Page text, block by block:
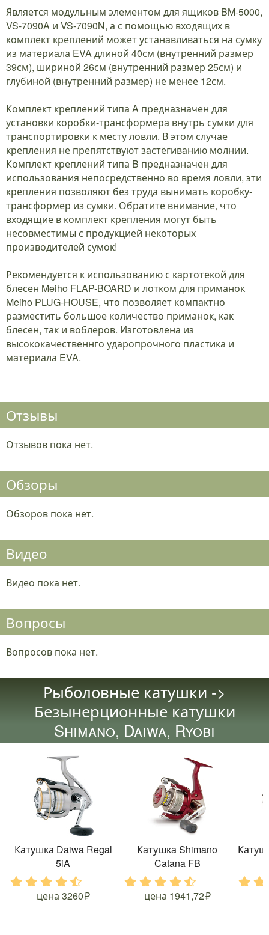
Является модульным элементом для ящиков BM-5000,
VS-7090A и VS-7090N, а с помощью входящих в
комплект креплений может устанавливаться на сумку
из материала EVA длиной 40см (внутренний размер
39см), шириной 26см (внутренний размер 25см) и
глубиной (внутренний размер) не менее 12см.
Комплект креплений типа A предназначен для
установки коробки-трансформера внутрь сумки для
транспортировки к месту ловли. В этом случае
крепления не препятствуют застёгиванию молнии.
Комплект креплений типа B предназначен для
использования непосредственно во время ловли, эти
крепления позволяют без труда вынимать коробку-
трансформер из сумки. Обратите внимание, что
входящие в комплект крепления могут быть
несовместимы с продукцией некоторых
производителей сумок!
Рекомендуется к использованию с картотекой для
блесен Meiho FLAP-BOARD и лотком для приманок
Meiho PLUG-HOUSE, что позволяет компактно
разместить большое количество приманок, как
блесен, так и воблеров. Изготовлена из
высококачественнго ударопрочного пластика и
материала EVA.
Отзывы
Отзывов пока нет.
Обзоры
Обзоров пока нет.
Видео
Видео пока нет.
Вопросы
Вопросов пока нет.
Рыболовные катушки ->
Безынерционные катушки
Shimano, Daiwa, Ryobi
Катушка Daiwa Regal
5iA
. . .
цена 3260
Катушка Shimano
Catana FB
. . . .
цена 1941,72